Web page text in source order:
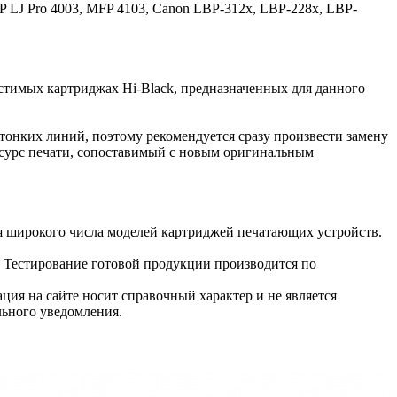
Pro 4003, MFP 4103, Canon LBP-312x, LBP-228x, LBP-
картриджах Hi-Black, предназначенных для данного
линий, поэтому рекомендуется сразу произвести замену
печати, сопоставимый с новым оригинальным
числа моделей картриджей печатающих устройств.
готовой продукции производится по
на сайте носит справочный характер и не является
уведомления.